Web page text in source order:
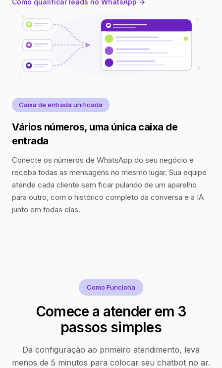
Como qualificar leads no WhatsApp →
Caixa de entrada unificada
Vários números, uma única caixa de
entrada
Conecte os números de WhatsApp do seu negócio e
receba todas as mensagens no mesmo lugar. Sua equipe
atende cada cliente sem ficar pulando de um aparelho
para outro, com o histórico completo da conversa e a IA
junto em todas elas.
Como Funciona
Comece a atender em 3
passos simples
Da configuração ao primeiro atendimento, leva
menos de 5 minutos para colocar seu chatbot no ar.